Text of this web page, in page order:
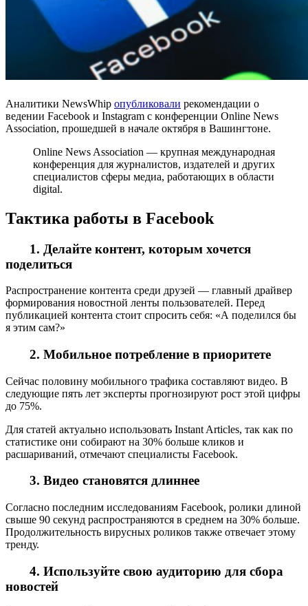
Аналитики NewsWhip опубликовали рекомендации о
ведении Facebook и Instagram с конференции Online News
Association, прошедшей в начале октября в Вашингтоне.
Online News Association — крупная международная
конференция для журналистов, издателей и других
специалистов сферы медиа, работающих в области
digital.
Тактика работы в Facebook
1. Делайте контент, которым хочется
поделиться
Распространение контента среди друзей — главный драйвер
формирования новостной ленты пользователей. Перед
публикацией контента стоит спросить себя: «А поделился бы
я этим сам?»
2. Мобильное потребление в приоритете
Сейчас половину мобильного трафика составляют видео. В
следующие пять лет эксперты прогнозируют рост этой цифры
до 75%.
Для статей актуально использовать Instant Articles, так как по
статистике они собирают на 30% больше кликов и
расшариваний, отмечают специалисты Facebook.
3. Видео становятся длиннее
Согласно последним исследованиям Facebook, ролики длиной
свыше 90 секунд распространяются в среднем на 30% больше.
Продолжительность вирусных роликов также отвечает этому
тренду.
4. Используйте свою аудиторию для сбора
новостей